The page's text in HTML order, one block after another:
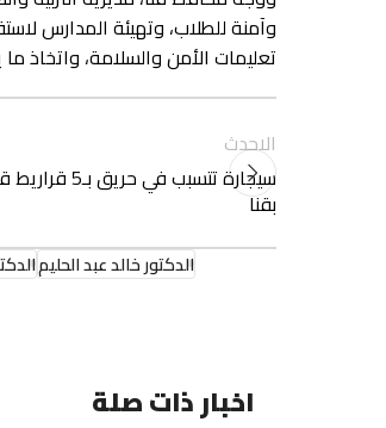
وآمنة للطلاب، وتهيئة المدارس
تعليمات الأمن والسلامة، واتخاذ
الاحدث
سيجارة
بقنا
الدكتور خالد عبد الحليم
اخبار ذات صلة